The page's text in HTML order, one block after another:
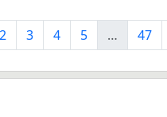
2 3 4 5 … 47